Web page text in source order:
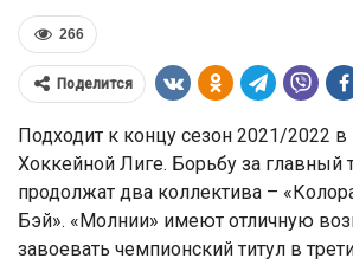
266
Поделится
Подходит к концу сезон 2021/2022
Хоккейной Лиге. Борьбу за главный
продолжат два коллектива –
Бэй». «Молнии» имеют отличную
завоевать чемпионский титул в